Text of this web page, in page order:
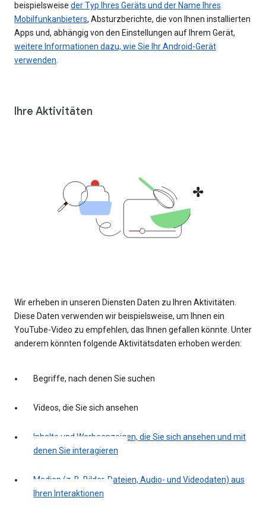
beispielsweise der Typ Ihres Geräts und der Name Ihres
Mobilfunkanbieters, Absturzberichte, die von Ihnen installierten
Apps und, abhängig von den Einstellungen auf Ihrem Gerät,
weitere Informationen dazu, wie Sie Ihr Android-Gerät
verwenden.
Ihre Aktivitäten
Wir erheben in unseren Diensten Daten zu Ihren Aktivitäten.
Diese Daten verwenden wir beispielsweise, um Ihnen ein
YouTube-Video zu empfehlen, das Ihnen gefallen könnte. Unter
anderem könnten folgende Aktivitätsdaten erhoben werden:
Begriffe, nach denen Sie suchen
Videos, die Sie sich ansehen
Inhalte und Werbeanzeigen, die Sie sich ansehen und mit
denen Sie interagieren
Medien (z. B. Bilder, Dateien, Audio- und Videodaten) aus
Ihren Interaktionen